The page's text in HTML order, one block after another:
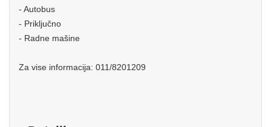
- Autobus
- Priključno
- Radne mašine
Za vise informacija: 011/8201209